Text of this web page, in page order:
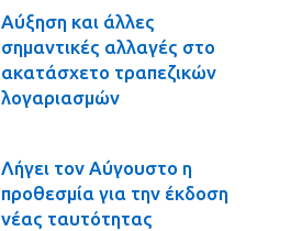
Αύξηση και άλλες
σημαντικές αλλαγές στο
ακατάσχετο τραπεζικών
λογαριασμών
Λήγει τον Αύγουστο η
προθεσμία για την έκδοση
νέας ταυτότητας